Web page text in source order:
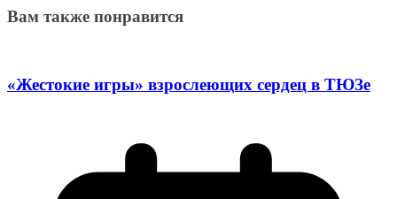
Вам также понравится
«Жестокие игры» взрослеющих сердец в ТЮЗе